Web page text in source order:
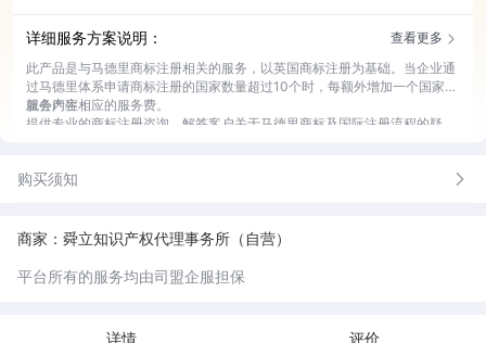
详细服务方案说明：
查看更多
此产品是与马德里商标注册相关的服务，以英国商标注册为基础。当企业通
过马德里体系申请商标注册的国家数量超过10个时，每额外增加一个国家，
就会产生相应的服务费。
服务内容：
提供专业的商标注册咨询，解答客户关于马德里商标及国际注册流程的疑
跟进商标注册进度，及时向客户反馈各个阶段的情况。
购买须知
商家：舜立知识产权代理事务所（自营）
平台所有的服务均由司盟企服担保
详情 评价